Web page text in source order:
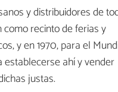
y distribuidores de
recinto de ferias y
y en 1970, para el
establecerse ahí y vender
justas.